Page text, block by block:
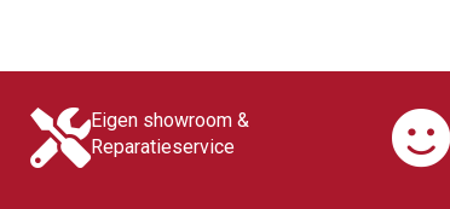
Eigen showroom &
Reparatieservice